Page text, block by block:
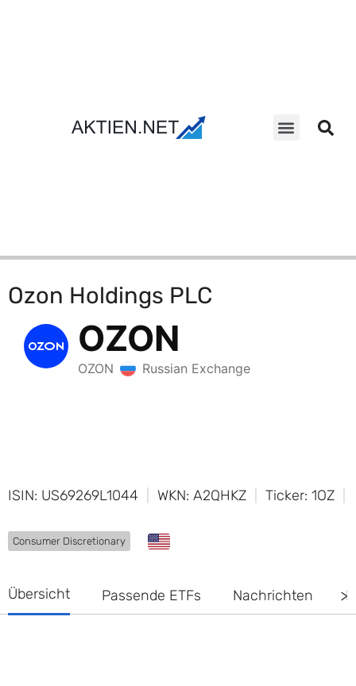
Ozon Holdings PLC
ISIN: US69269L1044 WKN: A2QHKZ Ticker: 1OZ
Consumer Discretionary
Übersicht Passende ETFs Nachrichten